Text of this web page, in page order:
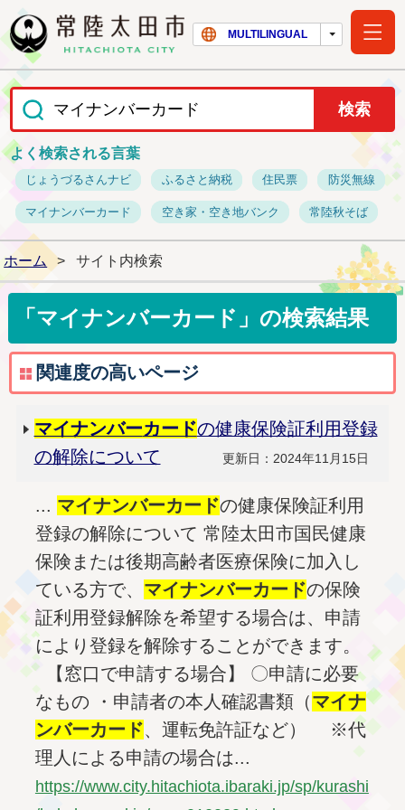
常陸太田市ホー
MULTILINGUAL
よく検索される言葉
じょうづるさんナビ ふるさと納税 住民票 防災無線
マイナンバーカード 空き家・空き地バンク 常陸秋そば
ホーム > サイト内検索
「マイナンバーカード」の検索結果
関連度の高いページ
マイナンバーカードの健康保険証利用登録
の解除について
更新日：2024年11月15日
... マイナンバーカードの健康保険証利用
登録の解除について 常陸太田市国民健康
保険または後期高齢者医療保険に加入し
ている方で、 マイナンバーカードの保険
証利用登録解除を希望する場合は、申請
により登録を解除することができます。
【窓口で申請する場合】 〇申請に必要
なもの ・申請者の本人確認書類（マイナ
ンバーカード、運転免許証など） ※代
理人による申請の場合は...
https://www.city.hitachiota.ibaraki.jp/sp/kurashi